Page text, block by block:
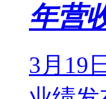
年营
3月19